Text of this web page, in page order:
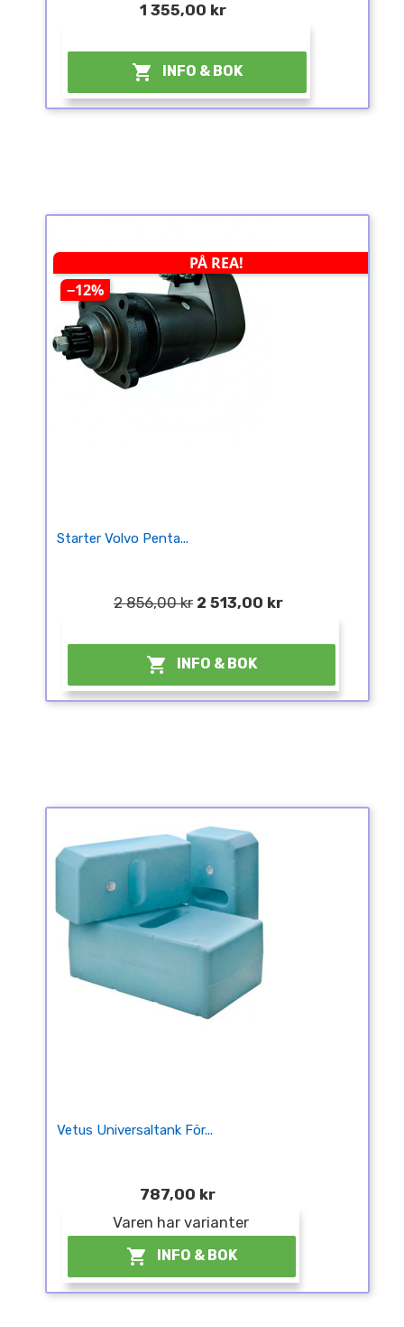
1 355,00 kr
 INFO & BOK
PÅ REA!
−12%
Starter Volvo Penta...
2 856,00 kr 2 513,00 kr
 INFO & BOK
Vetus Universaltank För...
787,00 kr
Varen har varianter
 INFO & BOK